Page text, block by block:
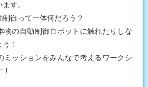
す。
制御って一体何だろう？
物の自動制御ロボットに触れたりしな
！
ミッションをみんなで考えるワークシ